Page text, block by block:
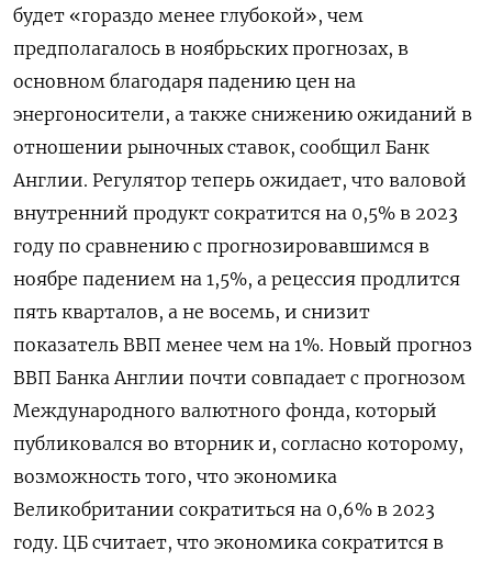
будет «гораздо менее глубокой», чем
предполагалось в ноябрьских прогнозах, в
основном благодаря падению цен на
энергоносители, а также снижению ожиданий в
отношении рыночных ставок, сообщил Банк
Англии. Регулятор теперь ожидает, что валовой
внутренний продукт сократится на 0,5% в 2023
году по сравнению с прогнозировавшимся в
ноябре падением на 1,5%, а рецессия продлится
пять кварталов, а не восемь, и снизит
показатель ВВП менее чем на 1%. Новый прогноз
ВВП Банка Англии почти совпадает с прогнозом
Международного валютного фонда, который
публиковался во вторник и, согласно которому,
возможность того, что экономика
Великобритании сократиться на 0,6% в 2023
году. ЦБ считает, что экономика сократится в